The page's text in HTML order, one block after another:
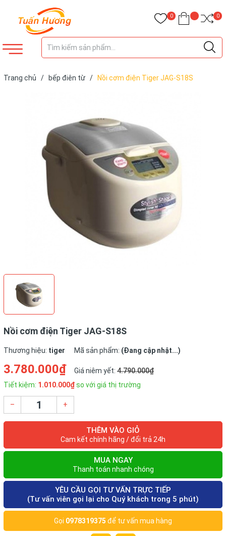
0 0
Trang chủ / bếp điên từ / Nồi cơm điện Tiger JAG-S18S
Nồi cơm điện Tiger JAG-S18S
Thương hiệu: tiger Mã sản phẩm: (Đang cập nhật...)
3.780.000₫ Giá niêm yết: 4.790.000₫
Tiết kiệm: 1.010.000₫so với giá thị trường
– +
THÊM VÀO GIỎ
Cam kết chính hãng / đổi trả 24h
MUA NGAY
Thanh toán nhanh chóng
YÊU CẦU GỌI TƯ VẤN TRỰC TIẾP
(Tư vấn viên gọi lại cho Quý khách trong 5 phút)
Gọi 0978319375 để tư vấn mua hàng